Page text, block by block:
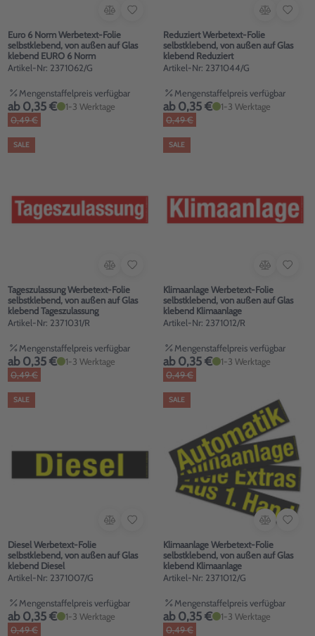
Euro 6 Norm Werbetext-Folie
selbstklebend, von außen auf Glas
klebend EURO 6 Norm
Artikel-Nr: 2371062/G
Mengenstaffelpreis verfügbar
ab 0,35 €
1-3 Werktage
0,49 €
Reduziert Werbetext-Folie
selbstklebend, von außen auf Glas
klebend Reduziert
Artikel-Nr: 2371044/G
Mengenstaffelpreis verfügbar
ab 0,35 €
1-3 Werktage
0,49 €
SALE
Tageszulassung Werbetext-Folie
selbstklebend, von außen auf Glas
klebend Tageszulassung
Artikel-Nr: 2371031/R
Mengenstaffelpreis verfügbar
ab 0,35 €
1-3 Werktage
0,49 €
SALE
Klimaanlage Werbetext-Folie
selbstklebend, von außen auf Glas
klebend Klimaanlage
Artikel-Nr: 2371012/R
Mengenstaffelpreis verfügbar
ab 0,35 €
1-3 Werktage
0,49 €
SALE
Diesel Werbetext-Folie
selbstklebend, von außen auf Glas
klebend Diesel
Artikel-Nr: 2371007/G
Mengenstaffelpreis verfügbar
ab 0,35 €
1-3 Werktage
0,49 €
SALE
Klimaanlage Werbetext-Folie
selbstklebend, von außen auf Glas
klebend Klimaanlage
Artikel-Nr: 2371012/G
Mengenstaffelpreis verfügbar
ab 0,35 €
1-3 Werktage
0,49 €